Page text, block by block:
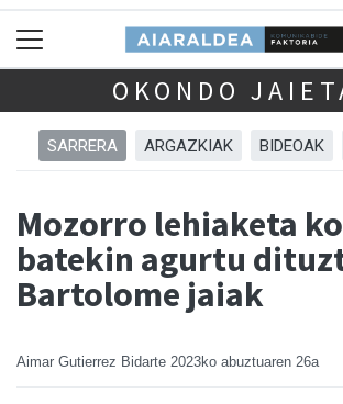
OKONDO
SARRERA ARGAZKIAK BIDEOAK
Mozorro lehiaketa
batekin agurtu
Bartolome jaiak
Aimar Gutierrez Bidarte 2023ko abuztuaren 26a